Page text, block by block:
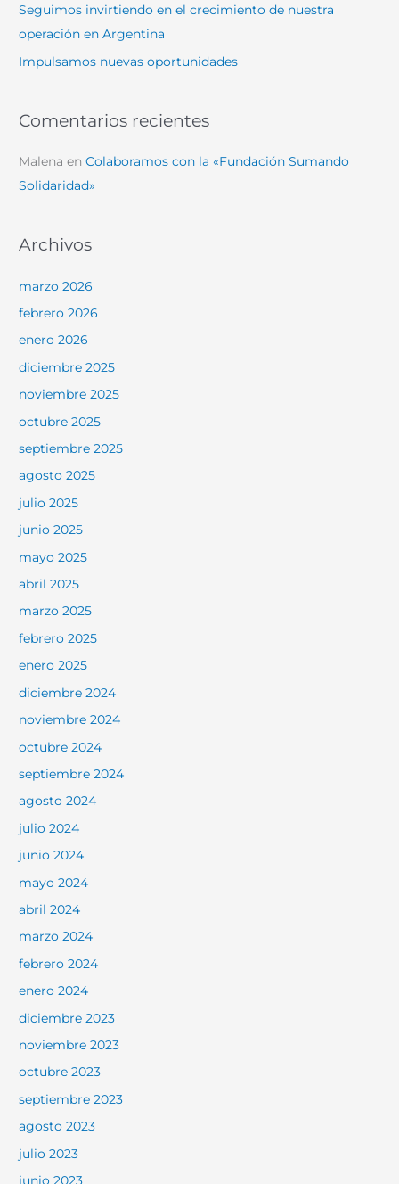
Seguimos invirtiendo en el crecimiento de nuestra
operación en Argentina
Impulsamos nuevas oportunidades
Comentarios recientes
Malena enColaboramos con la «Fundación Sumando
Solidaridad»
Archivos
marzo 2026
febrero 2026
enero 2026
diciembre 2025
noviembre 2025
octubre 2025
septiembre 2025
agosto 2025
julio 2025
junio 2025
mayo 2025
abril 2025
marzo 2025
febrero 2025
enero 2025
diciembre 2024
noviembre 2024
octubre 2024
septiembre 2024
agosto 2024
julio 2024
junio 2024
mayo 2024
abril 2024
marzo 2024
febrero 2024
enero 2024
diciembre 2023
noviembre 2023
octubre 2023
septiembre 2023
agosto 2023
julio 2023
junio 2023